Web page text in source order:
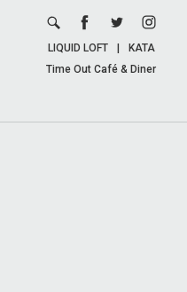
LIQUID LOFT
KATA
Time Out Café & Diner